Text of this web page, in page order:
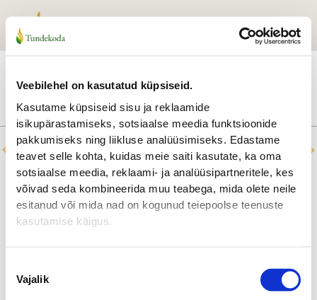
Veebilehel on kasutatud küpsiseid.
Kasutame küpsiseid sisu ja reklaamide
isikupärastamiseks, sotsiaalse meedia funktsioonide
pakkumiseks ning liikluse analüüsimiseks. Edastame
teavet selle kohta, kuidas meie saiti kasutate, ka oma
sotsiaalse meedia, reklaami- ja analüüsipartneritele, kes
võivad seda kombineerida muu teabega, mida olete neile
esitanud või mida nad on kogunud teiepoolse teenuste
kasutamise käigus.
valik
Vajalik
to
content
Martti
← Previous Testimonial Next Testimonial →